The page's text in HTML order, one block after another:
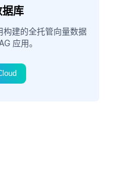
据库
建的全托管向量数据
应用。